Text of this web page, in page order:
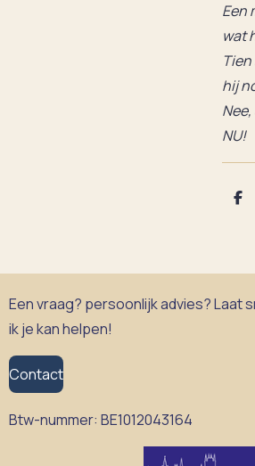
Een
wat
hij
NU!
D
Een vraag? persoonlijk advies? Laat
ik je kan helpen!
Contact
Btw-nummer: BE1012043164